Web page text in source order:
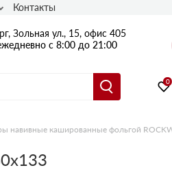
Зольная ул., 15, офис 405
с 8:00 до 21:00
0
Контакты
навивные кашированные фольгой